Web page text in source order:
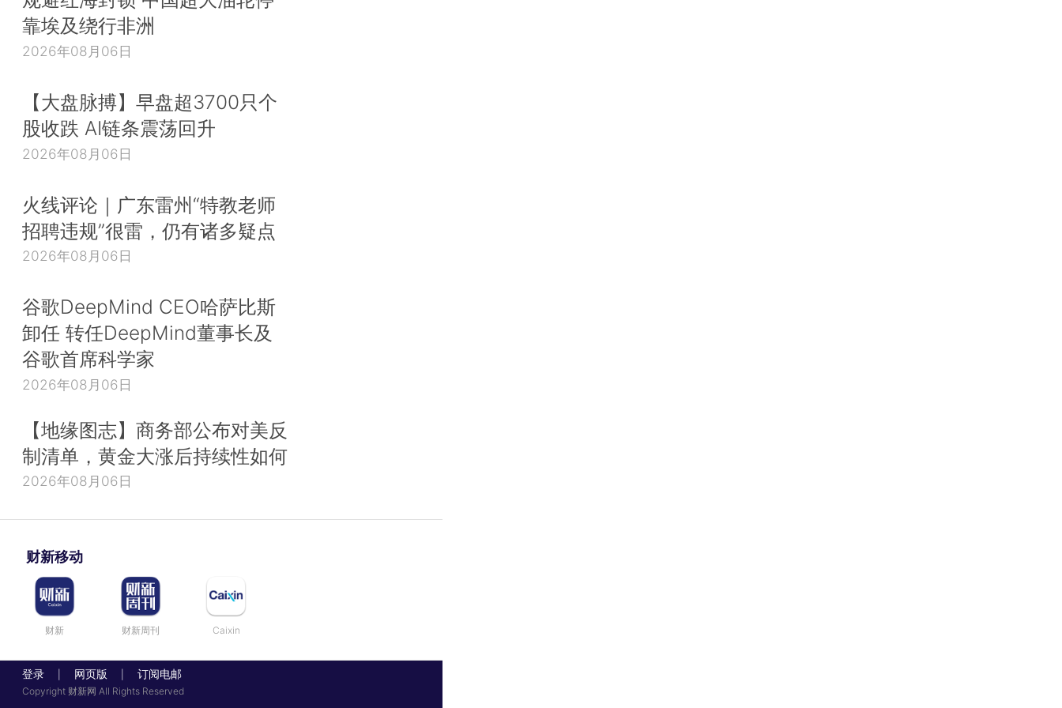
靠埃及绕行非洲
2026年08月06日
【大盘脉搏】早盘超3700只个
股收跌 AI链条震荡回升
2026年08月06日
火线评论｜广东雷州“特教老师
招聘违规”很雷，仍有诸多疑点
2026年08月06日
谷歌DeepMind CEO哈萨比斯
卸任 转任DeepMind董事长及
谷歌首席科学家
2026年08月06日
【地缘图志】商务部公布对美反
制清单，黄金大涨后持续性如何
2026年08月06日
财新移动
财新 财新周刊 Caixin
登录 网页版 订阅电邮
Copyright 财新网 All Rights Reserved